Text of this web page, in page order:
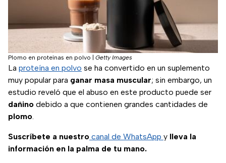
Plomo en proteínas en polvo Getty Images
La proteína en polvo se ha convertido en un suplemento
muy popular para ganar masa muscular; sin embargo, un
estudio reveló que el abuso en este producto puede ser
dañino debido a que contienen grandes cantidades de
plomo.
Suscríbete a nuestro canal de WhatsApp y lleva la
información en la palma de tu mano.